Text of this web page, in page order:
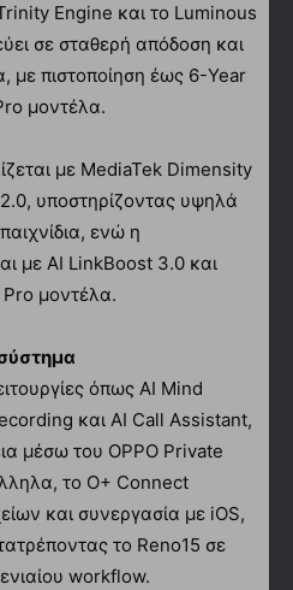
Engine και το Luminous
σε σταθερή απόδοση και
με πιστοποίηση έως 6-Year
μοντέλα.
με MediaTek Dimensity
υποστηρίζοντας υψηλά
ενώ η
με AI LinkBoost 3.0 και
μοντέλα.
όπως AI Mind
και AI Call Assistant,
μέσω του OPPO Private
το O+ Connect
και συνεργασία με iOS,
το Reno15 σε
workflow.